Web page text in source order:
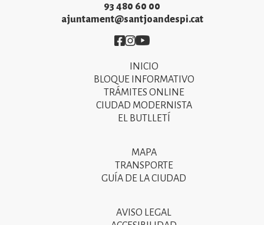
93 480 60 00
ajuntament@santjoandespi.cat
Imatge
Imatge
Imatge
INICIO
BLOQUE INFORMATIVO
TRÁMITES ONLINE
CIUDAD MODERNISTA
EL BUTLLETÍ
MAPA
TRANSPORTE
GUÍA DE LA CIUDAD
AVISO LEGAL